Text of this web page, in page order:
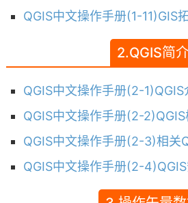
QGIS中文操作手册(1-11)GIS
2.QGIS简
QGIS中文操作手册(2-1)QGIS
QGIS中文操作手册(2-
QGIS中文操作手册(2-3)相关
QGIS中文操作手册(2-